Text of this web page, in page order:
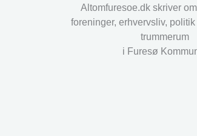
Altomfuresoe.dk skriver
foreninger, erhvervsliv,
trummerum
i Furesø